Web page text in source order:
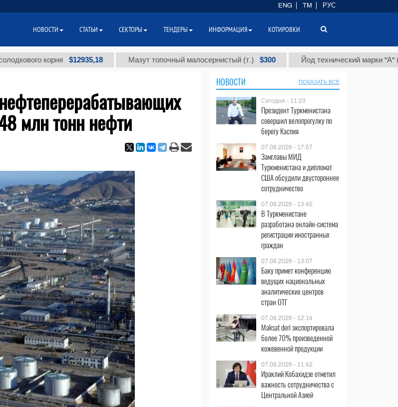
корня $12935,18 Мазут топочный малосернистый (т.) $300 Йод технический марки "А" (т.)
млн тонн нефти
НОВОСТИ ПОКАЗАТЬ ВСЕ
Сегодня - 11:23
Президент Туркменистана
совершил велопрогулку по
берегу Каспия
07.08.2026 - 17:57
Замглавы МИД
Туркменистана и дипломат
США обсудили двустороннее
сотрудничество
07.08.2026 - 13:45
В Туркменистане
разработана онлайн-система
регистрации иностранных
граждан
07.08.2026 - 13:07
Баку примет конференцию
ведущих национальных
аналитических центров
стран ОТГ
07.08.2026 - 12:14
Maksat deri экспортировала
более 70% произведенной
кожевенной продукции
07.08.2026 - 11:42
Ираклий Кобахидзе отметил
важность сотрудничества с
Центральной Азией
ENG TM РУС
НОВОСТИ СТАТЬИ СЕКТОРЫ ТЕНДЕРЫ ИНФОРМАЦИЯ КОТИРОВКИ